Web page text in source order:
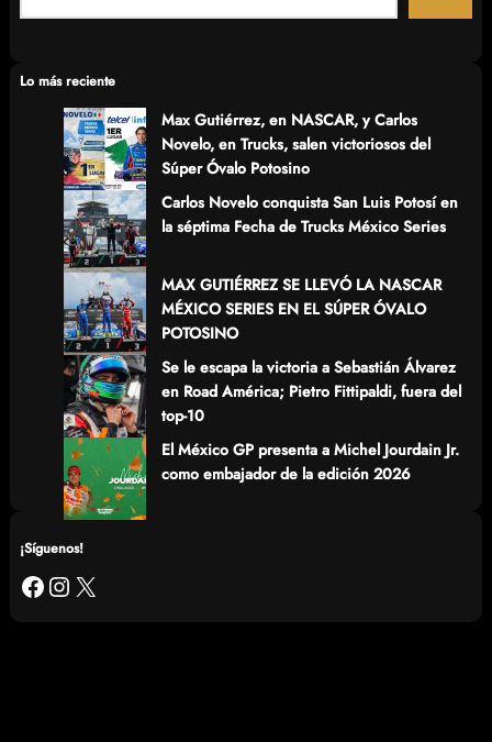
a
cLo más reciente
Max Gutiérrez, en NASCAR, y Carlos
Novelo, en Trucks, salen victoriosos del
Súper Óvalo Potosino
Carlos Novelo conquista San Luis Potosí en
la séptima Fecha de Trucks México Series
MAX GUTIÉRREZ SE LLEVÓ LA NASCAR
MÉXICO SERIES EN EL SÚPER ÓVALO
POTOSINO
Se le escapa la victoria a Sebastián Álvarez
en Road América; Pietro Fittipaldi, fuera del
top-10
El México GP presenta a Michel Jourdain Jr.
como embajador de la edición 2026
¡Síguenos!
Facebook Instagram X